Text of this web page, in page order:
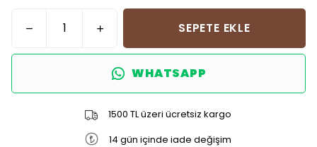
SEPETE EKLE
WHATSAPP
1500 TL üzeri ücretsiz kargo
14 gün içinde iade değişim